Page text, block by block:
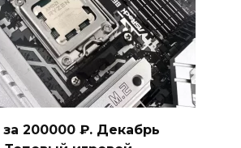
200000 ₽. Декабрь